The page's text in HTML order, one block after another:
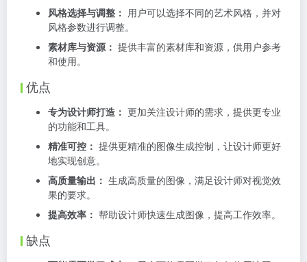
风格选择与调整： 用户可以选择不同的艺术风格，并对
风格参数进行调整。
素材库与资源： 提供丰富的素材库和资源，供用户参考
和使用。
优点
专为设计师打造： 更加关注设计师的需求，提供更专业
的功能和工具。
精准可控： 提供更精准的图像生成控制，让设计师更好
地实现创意。
高质量输出： 生成高质量的图像，满足设计师对视觉效
果的要求。
提高效率： 帮助设计师快速生成图像，提高工作效率。
缺点